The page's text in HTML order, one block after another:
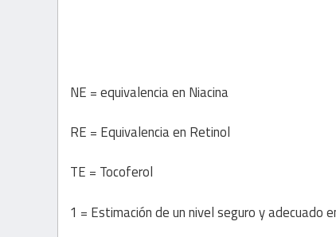
alrededor
NE = equivalencia en Niacina
RE = Equivalencia en Retinol
TE = Tocoferol
1 = Estimación de un nivel seguro y adecuado